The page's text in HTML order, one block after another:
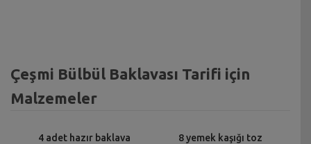
Çeşmi Bülbül Baklavası Tarifi için
Malzemeler
4 adet hazır baklava 8 yemek kaşığı toz